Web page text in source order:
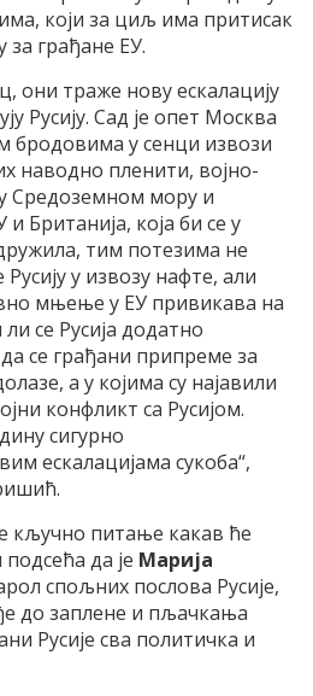
који за циљ има притисак
за грађане ЕУ.
они траже нову ескалацију
Русију. Сад је опет Москва
бродовима у сенци извози
наводно пленити, војно-
Средоземном мору и
Британија, која би се у
тим потезима не
у извозу нафте, али
мњење у ЕУ привикава на
се Русија додатно
се грађани припреме за
а у којима су најавили
конфликт са Русијом.
сигурно
ескалацијама сукоба“,
кључно питање какав ће
да је Марија
спољних послова Русије,
до заплене и пљачкања
Русије сва политичка и